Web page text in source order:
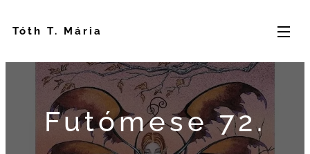
Tóth T. Mária
Futómese 72.